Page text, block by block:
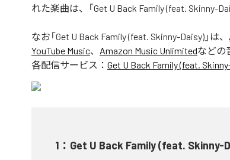
れた楽曲は、「Get U Back Family (feat. Skinny-
なお「Get U Back Family (feat. Skinny-Daisy) 」は、
YouTube Music、 Amazon Music Unlimitedなどの
各配信サービス： Get U Back Family (feat.
1 ： Get U Back Family (feat. Skinny-